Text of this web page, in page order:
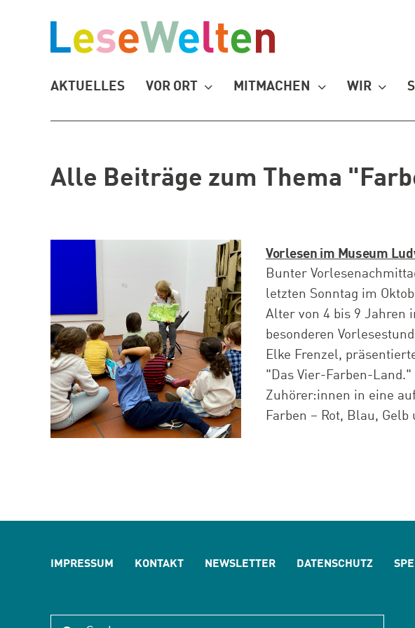
springen
AKTUELLES VOR ORT MITMACHEN WIR
Alle Beiträge zum Thema
Vorlesen im Museum
Bunter
letzten Sonntag im
Alter von 4 bis 9 Jahren
besonderen
Elke Frenzel,
"Das Vier-Farben-
Zuhörer:innen in eine
Farben – Rot, Blau, Gelb
IMPRESSUM KONTAKT NEWSLETTER DATENSCHUTZ
Suche